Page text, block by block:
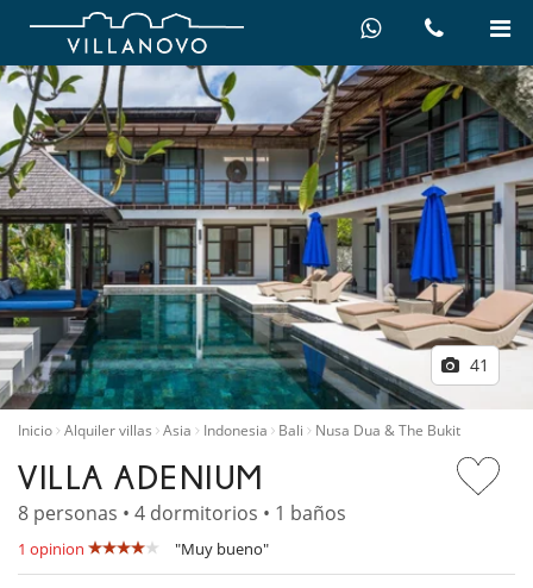
41
Inicio Alquiler villas Asia Indonesia Bali Nusa Dua & The Bukit
VILLA ADENIUM
8 personas • 4 dormitorios • 1 baños
1 opinion "Muy bueno"